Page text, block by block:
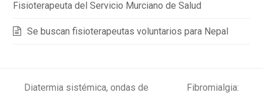
Fisioterapeuta del Servicio Murciano de Salud
Se buscan fisioterapeutas voluntarios para Nepal
Diatermia sistémica, ondas de
Fibromialgia: